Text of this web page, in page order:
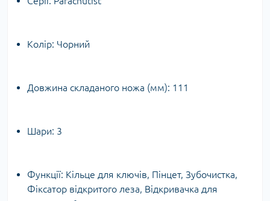
Колір: Чорний
Довжина складаного ножа (мм): 111
Шари: 3
Функції: Кільце для ключів, Пінцет, Зубочистка,
Фіксатор відкритого леза, Відкривачка для